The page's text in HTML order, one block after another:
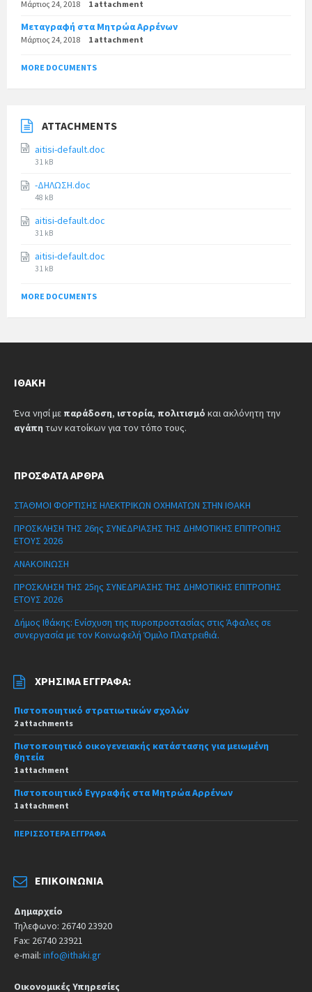
Μάρτιος 24, 2018 1 attachment
Μεταγραφή στα Μητρώα Αρρένων
Μάρτιος 24, 2018 1 attachment
MORE DOCUMENTS
ATTACHMENTS
aitisi-default.doc
31 kB
-ΔΗΛΩΣΗ.doc
48 kB
aitisi-default.doc
31 kB
aitisi-default.doc
31 kB
MORE DOCUMENTS
ΙΘΆΚΗ
Ένα νησί με παράδοση, ιστορία, πολιτισμό και ακλόνητη την
αγάπη των κατοίκων για τον τόπο τους.
ΠΡΌΣΦΑΤΑ ΆΡΘΡΑ
ΣΤΑΘΜΟΙ ΦΟΡΤΙΣΗΣ ΗΛΕΚΤΡΙΚΩΝ ΟΧΗΜΑΤΩΝ ΣΤΗΝ ΙΘΑΚΗ
ΠΡΟΣΚΛΗΣΗ ΤΗΣ 26ης ΣΥΝΕΔΡΙΑΣΗΣ ΤΗΣ ΔΗΜΟΤΙΚΗΣ ΕΠΙΤΡΟΠΗΣ
ΕΤΟΥΣ 2026
ΑΝΑΚΟΙΝΩΣΗ
ΠΡΟΣΚΛΗΣΗ ΤΗΣ 25ης ΣΥΝΕΔΡΙΑΣΗΣ ΤΗΣ ΔΗΜΟΤΙΚΗΣ ΕΠΙΤΡΟΠΗΣ
ΕΤΟΥΣ 2026
Δήμος Ιθάκης: Ενίσχυση της πυροπροστασίας στις Άφαλες σε
συνεργασία με τον Κοινωφελή Όμιλο Πλατρειθιά.
ΧΡΉΣΙΜΑ ΈΓΓΡΑΦΑ:
Πιστοποιητικό στρατιωτικών σχολών
2 attachments
Πιστοποιητικό οικογενειακής κατάστασης για μειωμένη
θητεία
1 attachment
Πιστοποιητικό Εγγραφής στα Μητρώα Αρρένων
1 attachment
ΠΕΡΙΣΣΌΤΕΡΑ ΈΓΓΡΑΦΑ
ΕΠΙΚΟΙΝΩΝΊΑ
Δημαρχείο
Τηλεφωνο: 26740 23920
Fax: 26740 23921
e-mail: info@ithaki.gr
Οικονομικές Υπηρεσίες